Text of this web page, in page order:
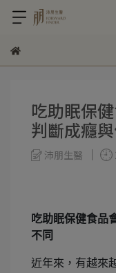
吃助眠保
判斷成癮
沛朋生醫
吃助眠保健食品
不同
近年來，有越來